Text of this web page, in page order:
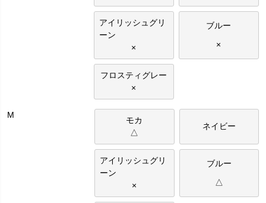
アイリッシュグリ
ーン
×
ブルー
×
フロスティグレー
×
M
モカ
△
ネイビー
アイリッシュグリ
ーン
×
ブルー
△